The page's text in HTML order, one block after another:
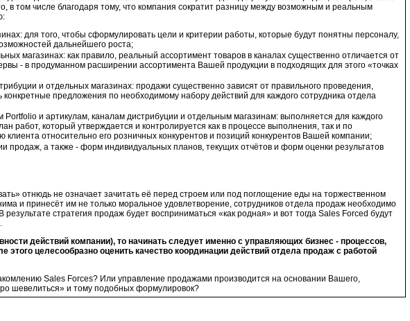
в том числе благодаря тому, что компания сократит разницу между возможным и реальным
для того, чтобы сформулировать цели и критерии работы, которые будут понятны персоналу,
дальнейшего роста;
магазинах: как правило, реальный ассортимент товаров в каналах существенно отличается от
- в продуманном расширении ассортимента Вашей продукции в подходящих для этого «точках
и отдельных магазинах: продажи существенно зависят от правильного проведения,
предложения по необходимому набору действий для каждого сотрудника отдела
и артикулам, каналам дистрибуции и отдельным магазинам: выполняется для каждого
работ, который утверждается и контролируется как в процессе выполнения, так и по
относительно его розничных конкурентов и позиций конкурентов Вашей компании;
продаж, а также - форм индивидуальных планов, текущих отчётов и форм оценки результатов
отнюдь не означает зачитать её перед строем или под поглощение еды на торжественном
и принесёт им не только моральное удовлетворение, сотрудников отдела продаж необходимо
стратегия продаж будет восприниматься «как родная» и вот тогда Sales Forced будут
действий компании), то начинать следует именно с управляющих бизнес - процессов,
целесообразно оценить качество координации действий отдела продаж с работой
Sales Forces? Или управление продажами производится на основании Вашего,
шевелиться» и тому подобных формулировок?